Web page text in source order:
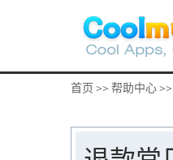
首页 >> 帮助中心>>